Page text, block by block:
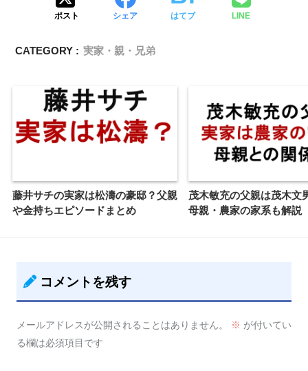
ポスト シェア はてブ LINE
CATEGORY : 実家・親・兄弟
藤井サチの実家は松濤の豪邸？父親
や金持ちエピソードまとめ
茂木敏充の父親は茂木文
母親・農家の家系も解説
コメントを残す
メールアドレスが公開されることはありません。 ※ が付いてい
る欄は必須項目です